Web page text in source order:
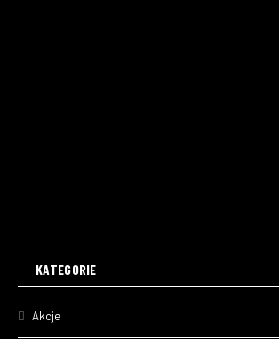
KATEGORIE
Akcje